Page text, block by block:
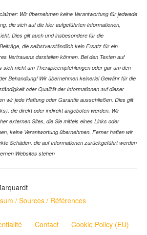
Wir übernehmen keine Verantwortung für jedwede
die sich auf die hier aufgeführten Informationen,
Dies gilt auch und insbesondere für die
die selbstverständlich kein Ersatz für ein
Vertrauens darstellen können. Bei den Texten auf
sich nicht um Therapieempfehlungen oder gar um den
Behandlung! Wir übernehmen keinerlei Gewähr für die
oder Qualität der Informationen auf dieser
wir jede Haftung oder Garantie ausschließen. Dies gilt
die direkt oder indirekt angeboten werden. Wir
externen Sites, die Sie mittels eines Links oder
keine Verantwortung übernehmen. Ferner haften wir
Schäden, die auf Informationen zurückgeführt werden
Websites stehen
/ Sources / Références
Contact Cookie Policy (EU)